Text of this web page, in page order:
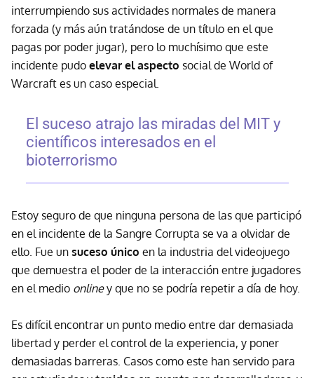
interrumpiendo sus actividades normales de manera
forzada (y más aún tratándose de un título en el que
pagas por poder jugar), pero lo muchísimo que este
incidente pudo elevar el aspecto social de World of
Warcraft es un caso especial.
El suceso atrajo las miradas del MIT y
científicos interesados en el
bioterrorismo
Estoy seguro de que ninguna persona de las que participó
en el incidente de la Sangre Corrupta se va a olvidar de
ello. Fue un suceso único en la industria del videojuego
que demuestra el poder de la interacción entre jugadores
en el medio onliney que no se podría repetir a día de hoy.
Es difícil encontrar un punto medio entre dar demasiada
libertad y perder el control de la experiencia, y poner
demasiadas barreras. Casos como este han servido para